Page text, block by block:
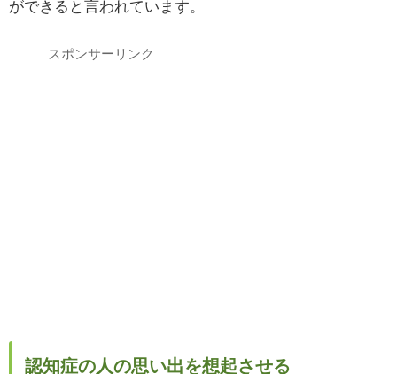
ができると言われています。
スポンサーリンク
認知症の人の思い出を想起させる